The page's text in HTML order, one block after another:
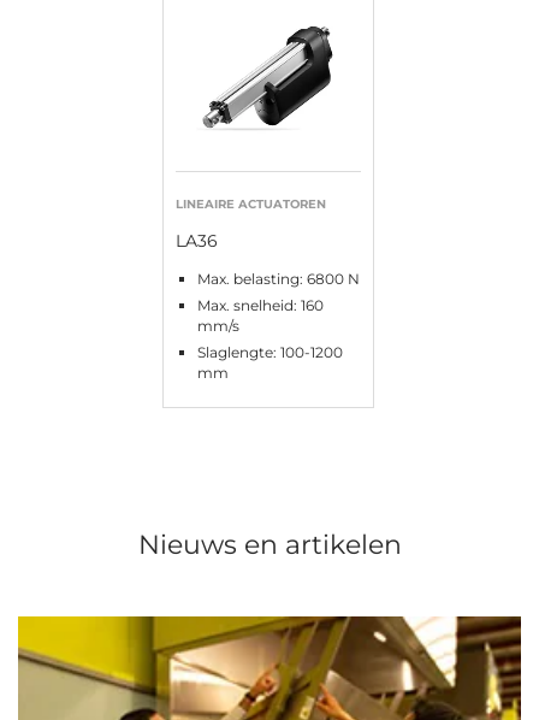
LINEAIRE ACTUATOREN
LA36
Max. belasting: 6800 N
Max. snelheid: 160
mm/s
Slaglengte: 100-1200
mm
Nieuws en artikelen